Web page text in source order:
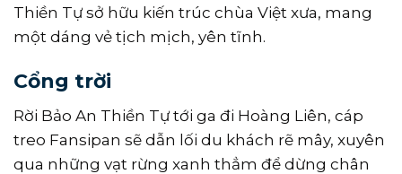
Thiền Tự sở hữu kiến trúc chùa Việt xưa, mang
một dáng vẻ tịch mịch, yên tĩnh.
Cổng trời
Rời Bảo An Thiền Tự tới ga đi Hoàng Liên, cáp
treo Fansipan sẽ dẫn lối du khách rẽ mây, xuyên
qua những vạt rừng xanh thẳm để dừng chân